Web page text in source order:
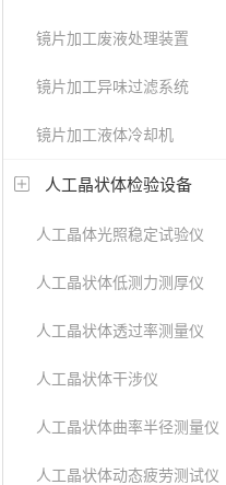
镜片加工废液处理装置
镜片加工异味过滤系统
镜片加工液体冷却机
人工晶状体检验设备
人工晶体光照稳定试验仪
人工晶状体低测力测厚仪
人工晶状体透过率测量仪
人工晶状体干涉仪
人工晶状体曲率半径测量仪
人工晶状体动态疲劳测试仪